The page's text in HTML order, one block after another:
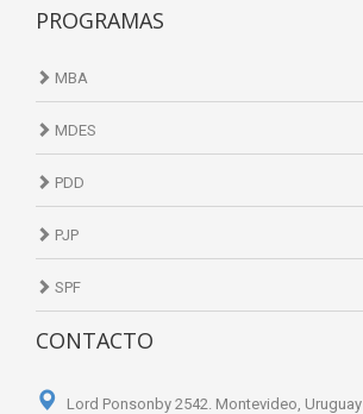
PROGRAMAS
MBA
MDES
PDD
PJP
SPF
CONTACTO
Lord Ponsonby 2542. Montevideo, Uruguay